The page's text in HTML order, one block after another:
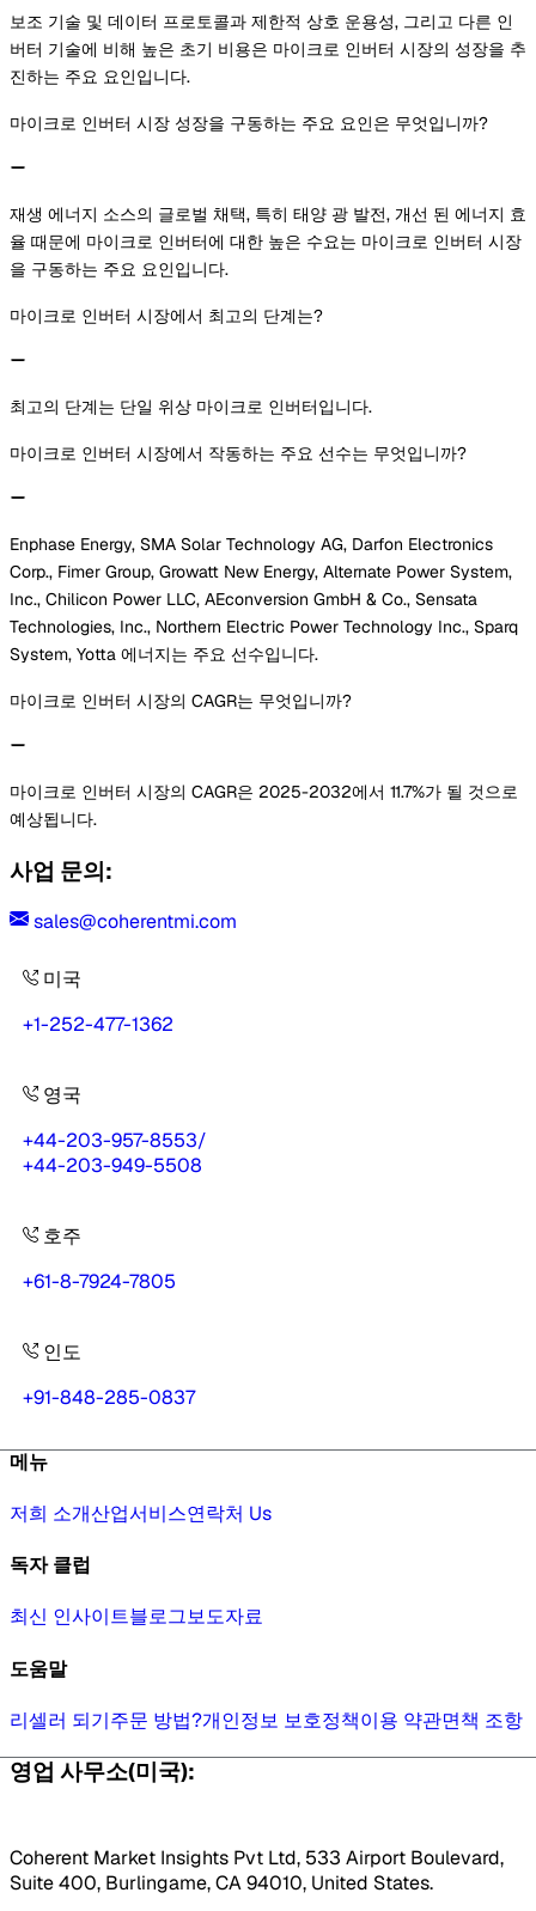
보조 기술 및 데이터 프로토콜과 제한적 상호 운용성, 그리고 다른 인
버터 기술에 비해 높은 초기 비용은 마이크로 인버터 시장의 성장을 추
진하는 주요 요인입니다.
마이크로 인버터 시장 성장을 구동하는 주요 요인은 무엇입니까?
재생 에너지 소스의 글로벌 채택, 특히 태양 광 발전, 개선 된 에너지 효
율 때문에 마이크로 인버터에 대한 높은 수요는 마이크로 인버터 시장
을 구동하는 주요 요인입니다.
마이크로 인버터 시장에서 최고의 단계는?
최고의 단계는 단일 위상 마이크로 인버터입니다.
마이크로 인버터 시장에서 작동하는 주요 선수는 무엇입니까?
Enphase Energy, SMA Solar Technology AG, Darfon Electronics
Corp., Fimer Group, Growatt New Energy, Alternate Power System,
Inc., Chilicon Power LLC, AEconversion GmbH & Co., Sensata
Technologies, Inc., Northern Electric Power Technology Inc., Sparq
System, Yotta 에너지는 주요 선수입니다.
마이크로 인버터 시장의 CAGR는 무엇입니까?
마이크로 인버터 시장의 CAGR은 2025-2032에서 11.7%가 될 것으로
예상됩니다.
사업 문의:
sales@coherentmi.com
미국
+1-252-477-1362
영국
+44-203-957-8553/
+44-203-949-5508
호주
+61-8-7924-7805
인도
+91-848-285-0837
메뉴
저희 소개산업서비스연락처 Us
독자 클럽
최신 인사이트블로그보도자료
도움말
리셀러 되기주문 방법?개인정보 보호정책이용 약관면책 조항
영업 사무소(미국):
Coherent Market Insights Pvt Ltd, 533 Airport Boulevard,
Suite 400, Burlingame, CA 94010, United States.